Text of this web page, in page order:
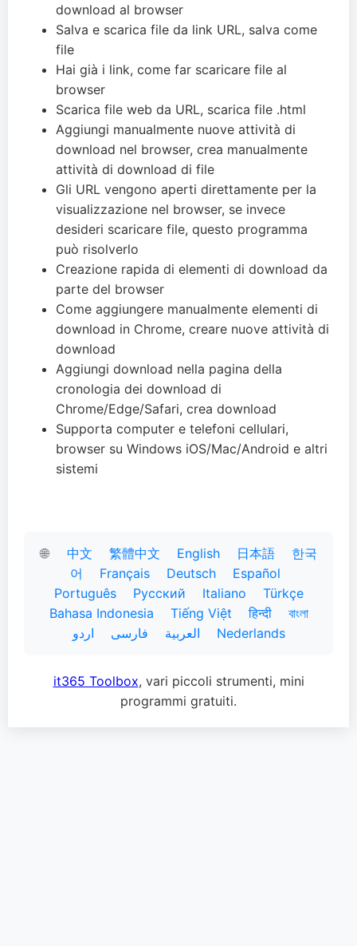
download al browser
Salva e scarica file da link URL, salva come
file
Hai già i link, come far scaricare file al
browser
Scarica file web da URL, scarica file .html
Aggiungi manualmente nuove attività di
download nel browser, crea manualmente
attività di download di file
Gli URL vengono aperti direttamente per la
visualizzazione nel browser, se invece
desideri scaricare file, questo programma
può risolverlo
Creazione rapida di elementi di download da
parte del browser
Come aggiungere manualmente elementi di
download in Chrome, creare nuove attività di
download
Aggiungi download nella pagina della
cronologia dei download di
Chrome/Edge/Safari, crea download
Supporta computer e telefoni cellulari,
browser su Windows iOS/Mac/Android e altri
sistemi
🌐 中文 繁體中文 English 日本語
한국
어
Français Deutsch
Español
Português
Русский Italiano
Türkçe
Bahasa Indonesia
Tiếng Việt हिन्दी
বাংলা
العربية
فارسی اردو Nederlands
it365 Toolbox, vari piccoli strumenti, mini
programmi gratuiti.